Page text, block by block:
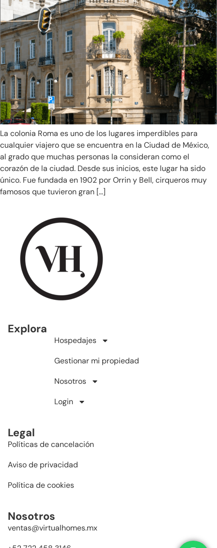
La colonia Roma es uno de los lugares imperdibles para
cualquier viajero que se encuentra en la Ciudad de México,
al grado que muchas personas la consideran como el
corazón de la ciudad. Desde sus inicios, este lugar ha sido
único. Fue fundada en 1902 por Orrin y Bell, cirqueros muy
famosos que tuvieron gran […]
Explora
Hospedajes
Gestionar mi propiedad
Nosotros
Login
Legal
Políticas de cancelación
Aviso de privacidad
Política de cookies
Nosotros
ventas@virtualhomes.mx